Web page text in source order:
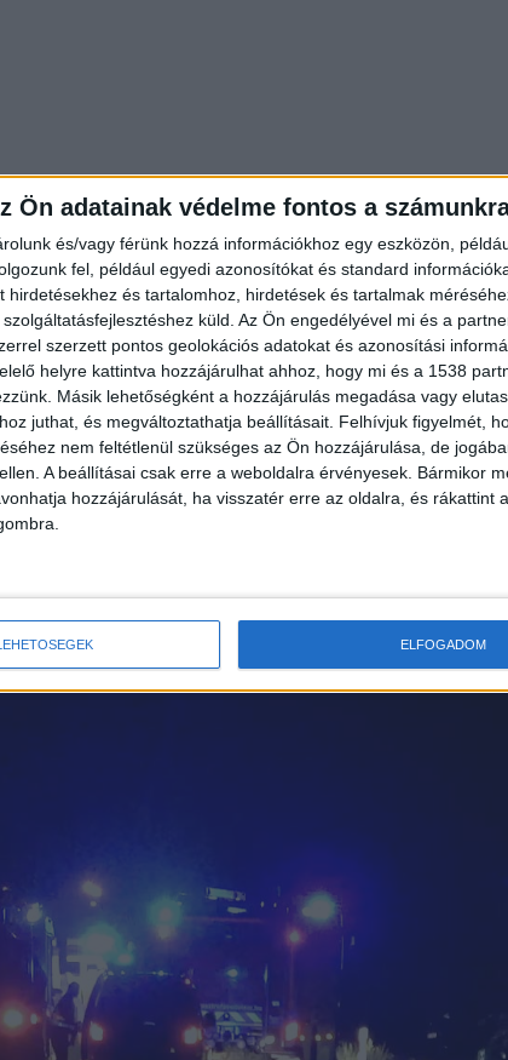
Ön adatainak védelme fontos a
és/vagy férünk hozzá információkhoz egy eszközön,
fel, például egyedi azonosítókat és standard
hirdetésekhez és tartalomhoz, hirdetések és tartalmak
küld. Az Ön engedélyével mi és a
szerzett pontos geolokációs adatokat és azonosítási
helyre kattintva hozzájárulhat ahhoz, hogy mi és a 1538
Másik lehetőségként a hozzájárulás megadása vagy
juthat, és megváltoztathatja beállításait. Felhívjuk figyelmét,
nem feltétlenül szükséges az Ön hozzájárulása, de
A beállításai csak erre a weboldalra érvényesek. Bármikor
hozzájárulását, ha visszatér erre az oldalra, és rákattint
ELFOGADOM
nem a benzinkúttól, hanem attól nem
útra épp az érkező motoros elé. A Suzuki
év körüli motoros jó minőségű
súlyosan megsérült, hogy a helyszínen